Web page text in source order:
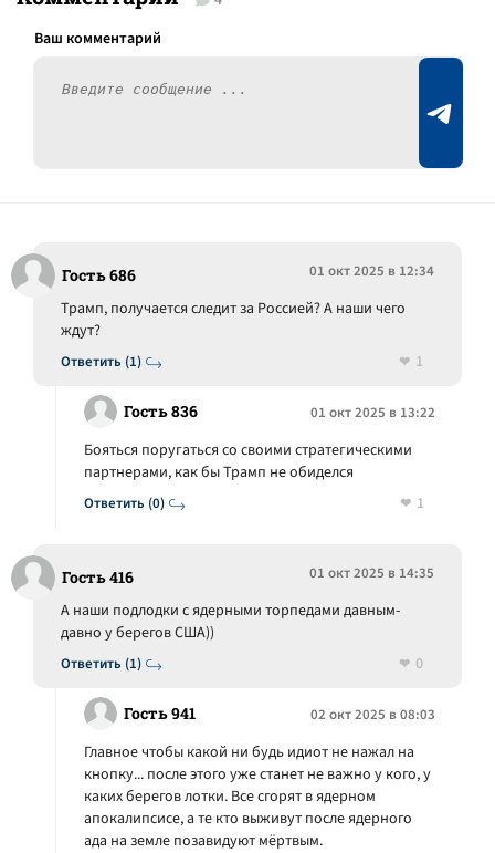
Гость 686 01 окт 2025 в 12:34
Ответить (1)
Трамп, получается следит за Россией? А наши чего
ждут?
1
Гость 836 01 окт 2025 в 13:22
Ответить (0)
Бояться поругаться со своими стратегическими
партнерами, как бы Трамп не обиделся
1
Гость 416 01 окт 2025 в 14:35
Ответить (1)
А наши подлодки с ядерными торпедами давным-
давно у берегов США))
0
Гость 941 02 окт 2025 в 08:03
Главное чтобы какой ни будь идиот не нажал на
кнопку... после этого уже станет не важно у кого, у
каких берегов лотки. Все сгорят в ядерном
апокалипсисе, а те кто выживут после ядерного
ада на земле позавидуют мёртвым.